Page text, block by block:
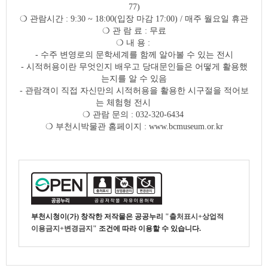
77)
❍ 관람시간 : 9:30 ~ 18:00(입장 마감 17:00) / 매주 월요일 휴관
❍ 관 람 료 : 무료
❍ 내 용 :
- 수주 변영로의 문학세계를 함께 알아볼 수 있는 전시
- 시적허용이란 무엇인지 배우고 당대문인들은 어떻게 활용했
는지를 알 수 있음
- 관람객이 직접 자신만의 시적허용을 활용한 시구절을 적어보
는 체험형 전시
❍ 관람 문의 : 032-320-6434
❍ 부천시박물관 홈페이지 : www.bcmuseum.or.kr
부천시청이(가) 창작한저작물은 공공누리 "출처표시+상업적
이용금지+변경금지" 조건에 따라 이용할 수 있습니다.